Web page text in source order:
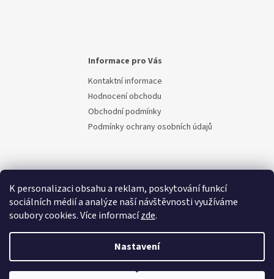
K personalizaci obsahu a reklam, poskytování funkcí
sociálních médií a analýze naší návštěvnosti využíváme
soubory cookies. Více informacízde.
Nastavení
Informace pro Vás
Kontaktní informace
Hodnocení obchodu
Obchodní podmínky
Podmínky ochrany osobních údajů
Copyright 2026Berem.cz. Všechna práva vyhrazena.Upravit